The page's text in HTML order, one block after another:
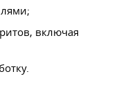
включая